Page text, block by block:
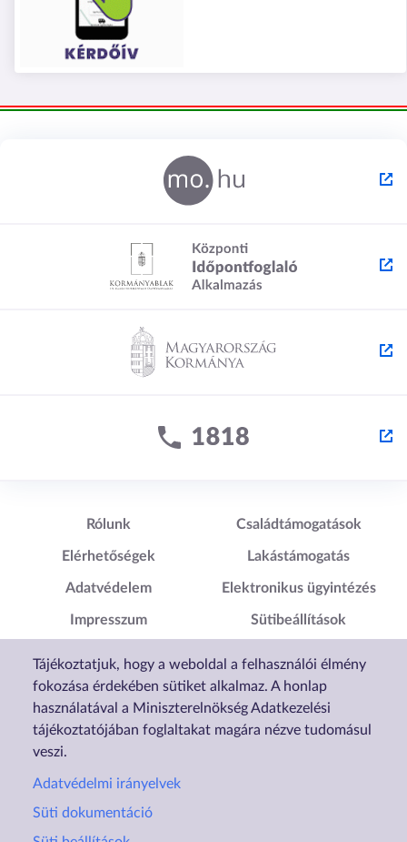
Tájékoztatjuk, hogy a weboldal a felhasználói élmény
fokozása érdekében sütiket alkalmaz. A honlap
használatával a Miniszterelnökség Adatkezelési
tájékoztatójában foglaltakat magára nézve tudomásul
veszi.
Adatvédelmi irányelvek
Süti dokumentáció
Lábléc1
Rólunk
Elérhetőségek
Adatvédelem
Impresszum
Nyilatkozat
Lábléc2
Családtámogatások
Lakástámogatás
Elektronikus ügyintézés
Sütibeállítások